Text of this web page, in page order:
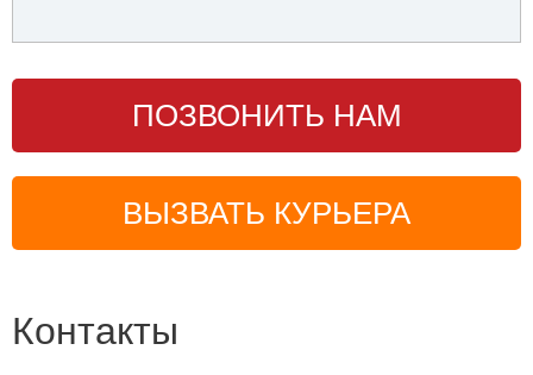
ПОЗВОНИТЬ НАМ
ВЫЗВАТЬ КУРЬЕРА
Контакты